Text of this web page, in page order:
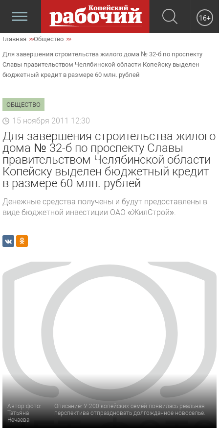
16+
Главная Общество
Для завершения строительства жилого дома № 32-б по проспекту
Славы правительством Челябинской области Копейску выделен
бюджетный кредит в размере 60 млн. рублей
ОБЩЕСТВО
15 ноября 2011 12:30
Для завершения строительства жилого
дома № 32-б по проспекту Славы
правительством Челябинской области
Копейску выделен бюджетный кредит
в размере 60 млн. рублей
Денежные средства получены и будут предоставлены в
виде бюджетной инвестиции ОАО «ЖилСтрой».
Автор фото:
Татьяна
Нечаева
Описание: У 200 копейских семей появилась реальная
перспектива отпраздновать долгожданное новоселье.